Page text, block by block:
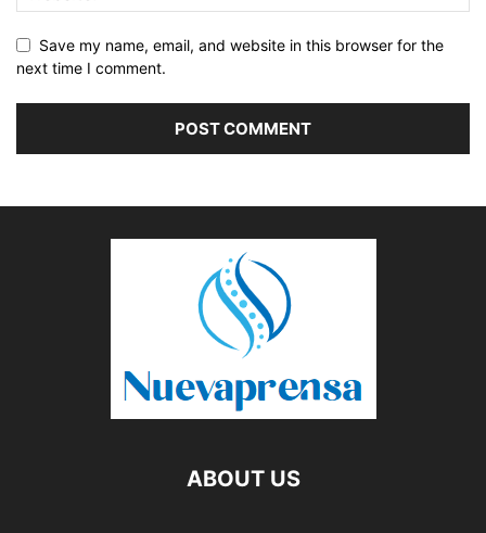
Save my name, email, and website in this browser for the
next time I comment.
ABOUT US